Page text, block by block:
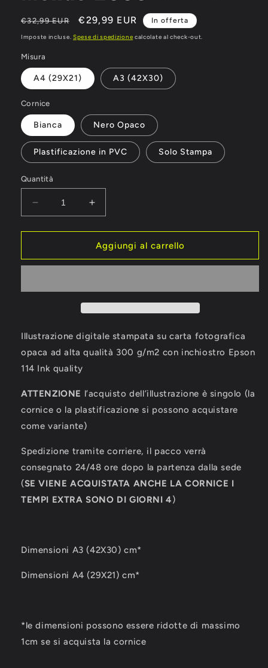
Prezzo
di
€32,99 EUR
Prezzo
scontato
€29,99 EUR In offerta
Imposte incluse. Spese di spedizione calcolate al check-out.
Misura
A4 (29X21) A3 (42X30)
Cornice
Bianca Nero Opaco
Plastificazione in PVC Solo Stampa
Quantità
Diminuisci
quantità
per
Campione
2006
Aumenta
quantità
per
Italia
Campione
2006
Aggiungi al carrello
Illustrazione digitale stampata su carta fotografica
opaca ad alta qualità 300 g/m2 con inchiostro Epson
114 Ink quality
ATTENZIONE l’acquisto dell’illustrazione è singolo (la
cornice o la plastificazione si possono acquistare
come variante)
Spedizione tramite corriere, il pacco verrà
consegnato 24/48 ore dopo la partenza dalla sede
(SE VIENE ACQUISTATA ANCHE LA CORNICE I
TEMPI EXTRA SONO DI GIORNI 4)
Dimensioni A3 (42X30) cm*
Dimensioni A4 (29X21) cm*
*le dimensioni possono essere ridotte di massimo
1cm se si acquista la cornice